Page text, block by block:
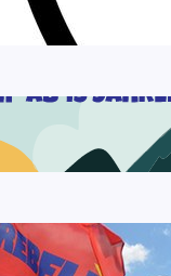
Woche aus
auf